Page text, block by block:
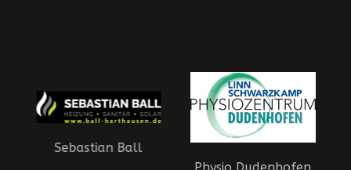
Sebastian Ball
Physio Dudenhofen